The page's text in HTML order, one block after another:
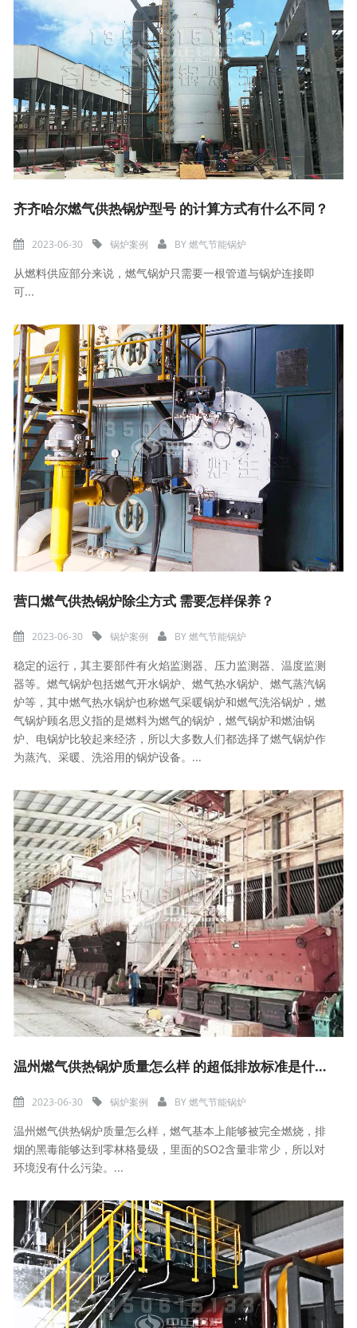
齐齐哈尔燃气供热锅炉型号 的计算方式有什么不同？
2023-06-30 锅炉案例 BY燃气节能锅炉
从燃料供应部分来说，燃气锅炉只需要一根管道与锅炉连接即
可...
营口燃气供热锅炉除尘方式 需要怎样保养？
2023-06-30 锅炉案例 BY燃气节能锅炉
稳定的运行，其主要部件有火焰监测器、压力监测器、温度监测
器等。燃气锅炉包括燃气开水锅炉、燃气热水锅炉、燃气蒸汽锅
炉等，其中燃气热水锅炉也称燃气采暖锅炉和燃气洗浴锅炉，燃
气锅炉顾名思义指的是燃料为燃气的锅炉，燃气锅炉和燃油锅
炉、电锅炉比较起来经济，所以大多数人们都选择了燃气锅炉作
为蒸汽、采暖、洗浴用的锅炉设备。...
温州燃气供热锅炉质量怎么样 的超低排放标准是什么？
2023-06-30 锅炉案例 BY燃气节能锅炉
温州燃气供热锅炉质量怎么样，燃气基本上能够被完全燃烧，排
烟的黑毒能够达到零林格曼级，里面的SO2含量非常少，所以对
环境没有什么污染。...